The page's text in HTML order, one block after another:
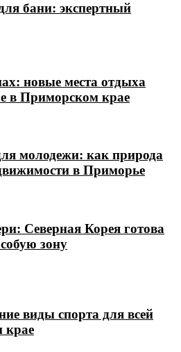
бани: экспертный
новые места отдыха
в Приморском крае
молодежи: как природа
в Приморье
Северная Корея готова
зону
виды спорта для всей
крае